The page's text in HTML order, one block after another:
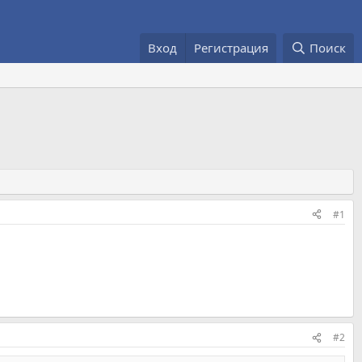
Вход Регистрация Поиск
#1
#2